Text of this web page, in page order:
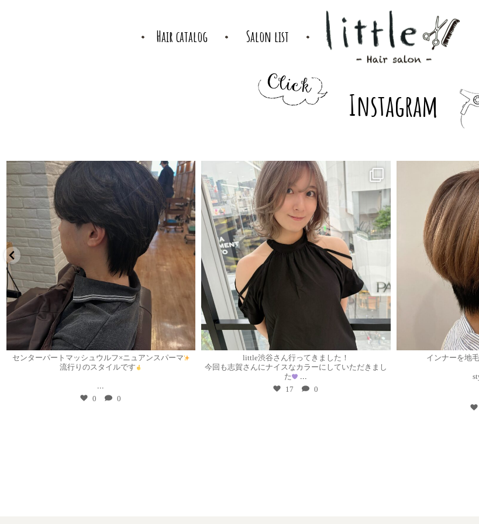
Hair catalog Salon list
Instagram
7月 30
センターパートマッシュウルフ×ニュアンスパーマ
流行りのスタイルです
0
0
little渋谷さん行ってきました！
今回も志賀さんにナイスなカラーにしていただきまし
た
17
0
インナーを地